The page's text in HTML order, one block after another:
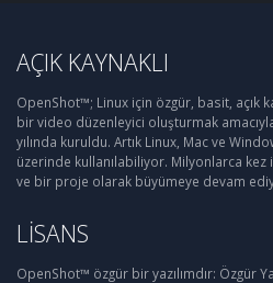
AÇIK KAYNAKLI
OpenShot™; Linux için özgür, basit, açık
bir video düzenleyici oluşturmak
yılında kuruldu. Artık Linux, Mac ve
üzerinde kullanılabiliyor. Milyonlarca kez
ve bir proje olarak büyümeye devam
LISANS
OpenShot™ özgür bir yazılımdır: Özgür